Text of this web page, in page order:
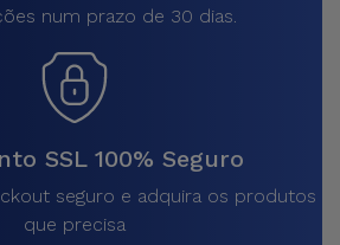
num prazo de 30 dias.
SSL 100% Seguro
seguro e adquira os produtos
que precisa